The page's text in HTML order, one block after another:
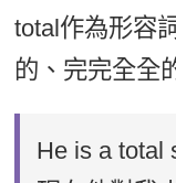
total作為形容
的、完完全全
He is a total